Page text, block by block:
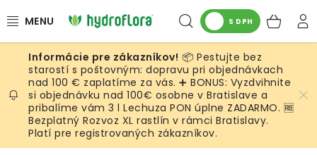
na
Hľadať
S DPH
RASTLINY
UMELÉ RASTLINY
KVETINÁČE
📦 Pestujte bez
starostí s poštovným: dopravu pri objednávkach
nad 100 € zaplatíme za vás. ➕ BONUS: Vyzdvihnite
si objednávku nad 100€ osobne v Bratislave a
pribalíme vám 3 l Lechuza PON úplne ZADARMO. 🆓
Bezplatný Rozvoz XL rastlín v rámci Bratislavy.
Platí pre registrovaných zákazníkov.